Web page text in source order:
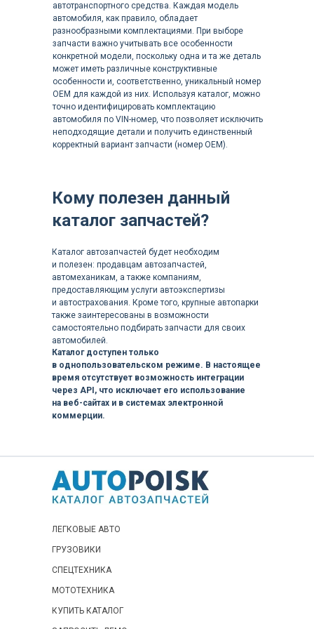
Engine 3TNC80L-RB1(SUM30) Parts
Catalog Y00B4731
Engine 3TNE68 3TNE68C-SA G1A G2A
Parts Catalog 0CR10-G45101
Engine 3TNE68-EBVB Parts Catalog
Y00B6920
Engine 3TNE68-ENBAC Parts Catalog
Catalog Y00B5780
Engine 3TNE68L-UBC(B19) Parts Catalog
Engine 3TNE74 3TNE74C(E) Parts
Catalog Y00R5260
Engine 3TNE78A-B1(B22-2B) Parts
Catalog Y00B5871
Engine 3TNE82A-B1(B27-2B) Parts
Catalog Y00B5891
Engine 3TNE82A-BVA(ViO30-1) Parts
Catalog Y00B5912
Engine 3TNE84 3TNE84C-SA-G1A-G2A
Parts Catalog Y00R4471
Catalog Y00B5902
Engine 3TNE88L-RBV(ViO40) Parts
Кому полезен данный
каталог запчастей?
Каталог доступен только
в однопользовательском режиме. В настоящее
время отсутствует возможность интеграции
через API, что исключает его использование
на веб-сайтах и в системах электронной
коммерции.
Каталог автозапчастей будет необходим
и полезен: продавцам автозапчастей,
автомеханикам, а также компаниям,
предоставляющим услуги автоэкспертизы
и автострахования. Кроме того, крупные автопарки
также заинтересованы в возможности
самостоятельно подбирать запчасти для своих
автомобилей.
автотранспортного средства. Каждая модель
автомобиля, как правило, обладает
разнообразными комплектациями. При выборе
запчасти важно учитывать все особенности
конкретной модели, поскольку одна и та же деталь
может иметь различные конструктивные
особенности и, соответственно, уникальный номер
OEM для каждой из них. Используя каталог, можно
точно идентифицировать комплектацию
автомобиля по VIN-номер, что позволяет исключить
неподходящие детали и получить единственный
корректный вариант запчасти (номер OEM).
КУПИТЬ КАТАЛОГ
СПЕЦТЕХНИКА
МОТОТЕХНИКА
ГРУЗОВИКИ
ЛЕГКОВЫЕ АВТО